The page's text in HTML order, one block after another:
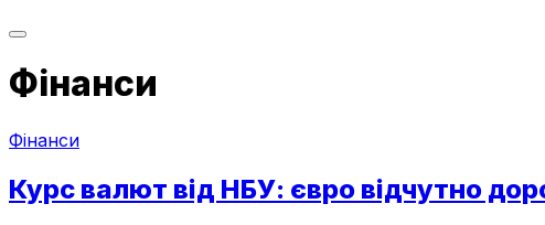
Фінанси
Фінанси
Курс валют від НБУ: євро відчутно